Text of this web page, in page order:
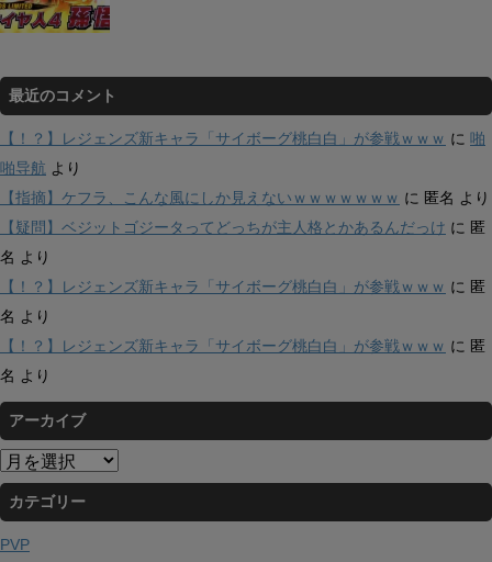
最近のコメント
【！？】レジェンズ新キャラ「サイボーグ桃白白」が参戦ｗｗｗ に 啪
啪导航 より
【指摘】ケフラ、こんな風にしか見えないｗｗｗｗｗｗｗ に 匿名 より
【疑問】ベジットゴジータってどっちが主人格とかあるんだっけ に 匿
名 より
【！？】レジェンズ新キャラ「サイボーグ桃白白」が参戦ｗｗｗ に 匿
名 より
【！？】レジェンズ新キャラ「サイボーグ桃白白」が参戦ｗｗｗ に 匿
名 より
アーカイブ
ア
ー
カ
イ
ブ
カテゴリー
PVP